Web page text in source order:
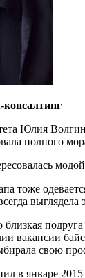
Юлия
полного
тоже
близкая
вакансии
свою
в январе